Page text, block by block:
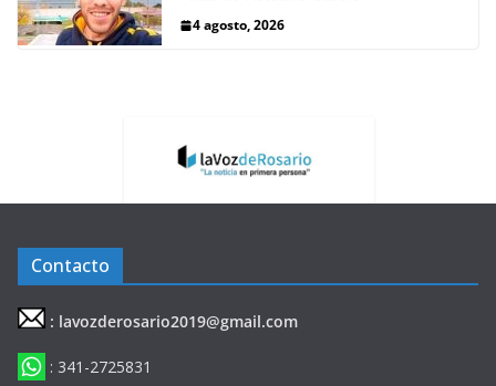
4 agosto, 2026
Contacto
: lavozderosario2019@gmail.com
: 341-2725831